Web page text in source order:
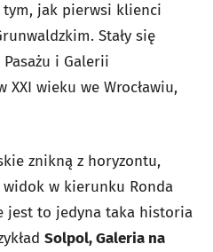
jak pierwsi klienci
Stały się
i Galerii
wieku we Wrocławiu,
znikną z horyzontu,
widok w kierunku Ronda
jest to jedyna taka historia
Solpol, Galeria na